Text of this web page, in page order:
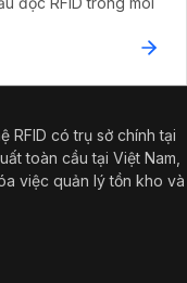
RFID có trụ sở chính tại
toàn cầu tại Việt Nam,
việc quản lý tồn kho và